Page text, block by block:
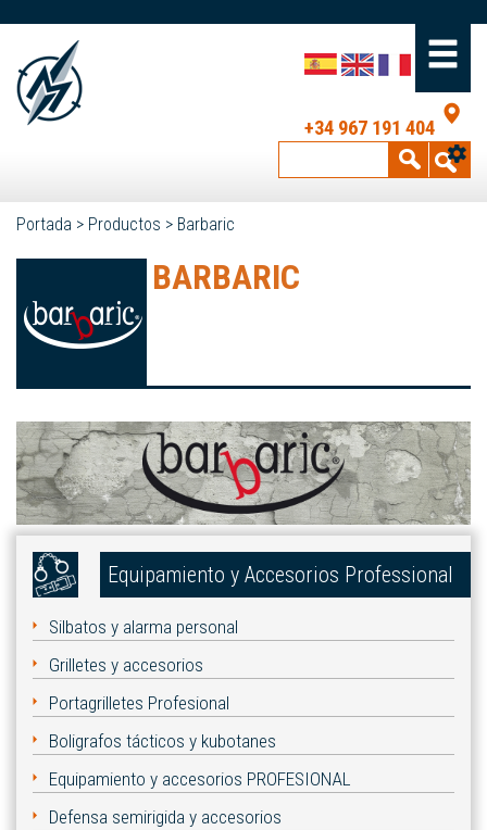
+34 967 191 404
Portada > Productos > Barbaric
BARBARIC
Equipamiento y Accesorios Professional
Silbatos y alarma personal
Grilletes y accesorios
Portagrilletes Profesional
Boligrafos tácticos y kubotanes
Equipamiento y accesorios PROFESIONAL
Defensa semirigida y accesorios